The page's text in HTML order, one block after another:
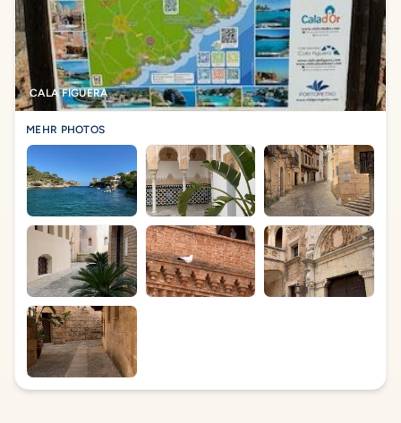
CALA FIGUERA
MEHR PHOTOS